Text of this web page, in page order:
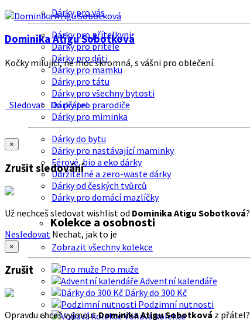
Dárky pro vás
Dárky pro přítelkyni
Dárky pro přítele
Dárky pro děti
Dárky pro mamku
Dárky pro tátu
Dárky pro všechny bytosti
Dárky pro prarodiče
Dárky pro miminka
Dárky do bytu
Dárky pro nastávající maminky
Férové, bio a eko dárky
Udržitelné a zero-waste dárky
Dárky od českých tvůrců
Dárky pro domácí mazlíčky
Kolekce a osobnosti
Zobrazit všechny kolekce
Pro muže
Adventní kalendáře
Dárky do 300 Kč
Podzimní nutnosti
Voňavá kolekce
Dominika Atigu Sobotková
Kočky milující, ne moc skromná, s vášni pro oblečení.
Sledovat Do přátel
×
Zrušit sledování
Už nechceš sledovat wishlist od Dominika Atigu Sobotková?
Nesledovat Nechat, jak to je
×
Zrušit
Opravdu chceš vyjmoutDominika Atigu Sobotková z přátel?